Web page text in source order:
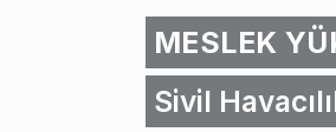
MESLEK
Sivil